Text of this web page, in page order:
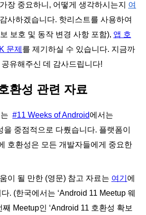
장 중요하니, 어떻게 생각하시는지 여
사하겠습니다. 핫리스트를 사용하여
보호 및 동작 변경 사항 포함), 앱 호
문제 를 제기하실 수 있습니다. 지금까
유해주신 데 감사드립니다!
환성 관련 자료
#11 Weeks of Android에서는
중점적으로 다뤘습니다. 플랫폼이
호환성은 모든 개발자들에게 중요한
이 될 만한 (영문) 참고 자료는 여기 에
. (한국에서는 ‘Android 11 Meetup 웨
Meetup인 ‘Android 11 호환성 확보